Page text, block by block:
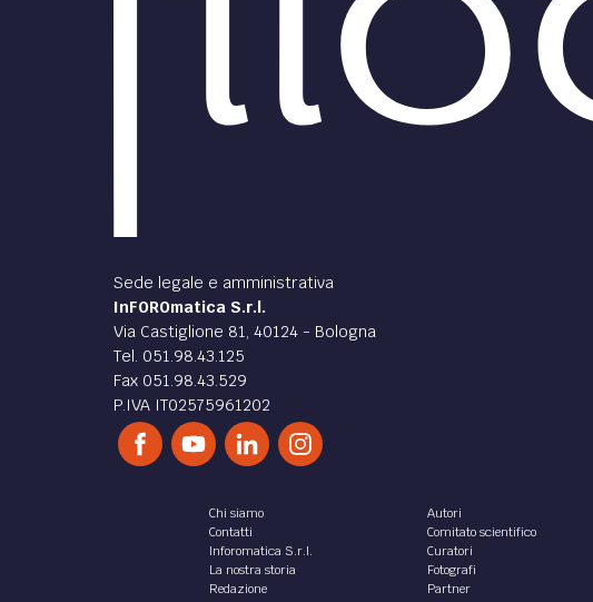
Sede legale e amministrativa
InFOROmatica S.r.l.
Via Castiglione 81, 40124 - Bologna
Tel. 051.98.43.125
Fax 051.98.43.529
P.IVA IT02575961202
Chi siamo
Contatti
Inforomatica S.r.l.
La nostra storia
Redazione
Autori
Comitato scientifico
Curatori
Fotografi
Partner